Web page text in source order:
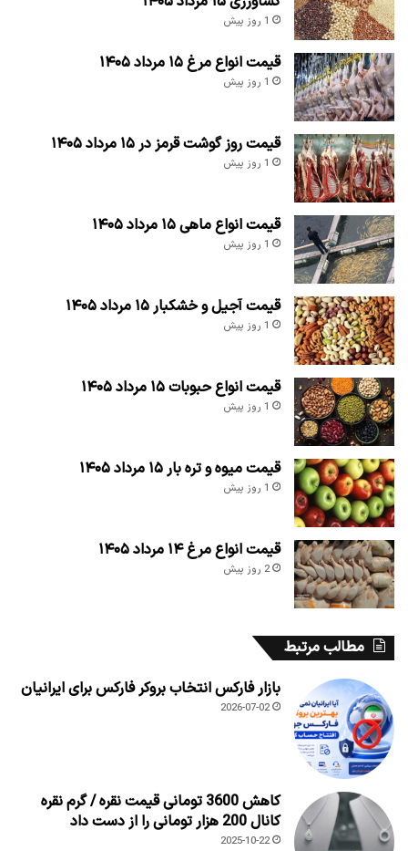
1 روز پیش
قیمت انواع مرغ ۱۵ مرداد ۱۴۰۵
1 روز پیش
قیمت روز گوشت قرمز در ۱۵ مرداد ۱۴۰۵
1 روز پیش
قیمت انواع ماهی ۱۵ مرداد ۱۴۰۵
1 روز پیش
قیمت آجیل و خشکبار ۱۵ مرداد ۱۴۰۵
1 روز پیش
قیمت انواع حبوبات ۱۵ مرداد ۱۴۰۵
1 روز پیش
قیمت میوه و تره بار ۱۵ مرداد ۱۴۰۵
1 روز پیش
قیمت انواع مرغ ۱۴ مرداد ۱۴۰۵
2 روز پیش
مطالب مرتبط
بازار فارکس انتخاب بروکر فارکس برای ایرانیان
2026-07-02
کاهش 3600 تومانی قیمت نقره / گرم نقره
کانال 200 هزار تومانی را از دست داد
2025-10-22